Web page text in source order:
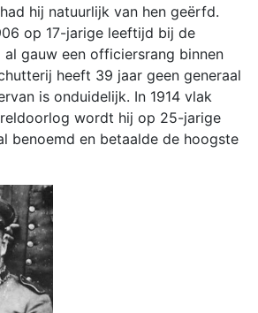
hij natuurlijk van hen geërfd.
op 17-jarige leeftijd bij de
gauw een officiersrang binnen
heeft 39 jaar geen generaal
is onduidelijk. In 1914 vlak
wordt hij op 25-jarige
benoemd en betaalde de hoogste